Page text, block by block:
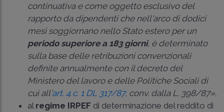
continuativa e come oggetto esclusivo del
rapporto da dipendenti che nell'arco di dodici
mesi soggiornano nello Stato estero per un
periodo superiore a 183 giorni, è determinato
sulla base delle retribuzioni convenzionali
definite annualmente con il decreto del
Ministero del lavoro e delle Politiche Sociali di
cui all'art. 4 c. 1 DL 317/87, conv. dalla L. 398/87».
al regime IRPEF di determinazione del reddito di